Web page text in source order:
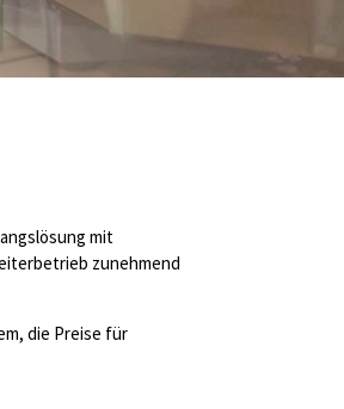
mit
zunehmend
die Preise für